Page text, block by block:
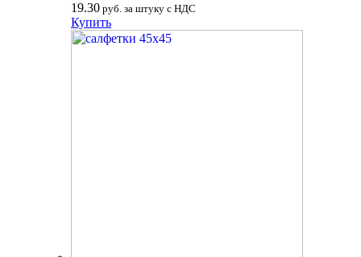
19.30 руб. за штуку с НДС
Купить